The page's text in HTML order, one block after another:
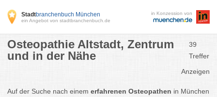
Stadtbranchenbuch München
ein Angebot von stadtbranchenbuch.de
in Konzession von
Osteopathie Altstadt, Zentrum
und in der Nähe
39
Treffer
Anzeigen
Auf der Suche nach einem erfahrenen Osteopathen in München